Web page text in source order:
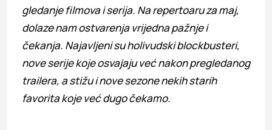
gledanje filmova i serija. Na repertoaru za maj,
dolaze nam ostvarenja vrijedna pažnje i
čekanja. Najavljeni su holivudski blockbusteri,
nove serije koje osvajaju već nakon pregledanog
trailera, a stižu i nove sezone nekih starih
favorita koje već dugo čekamo.